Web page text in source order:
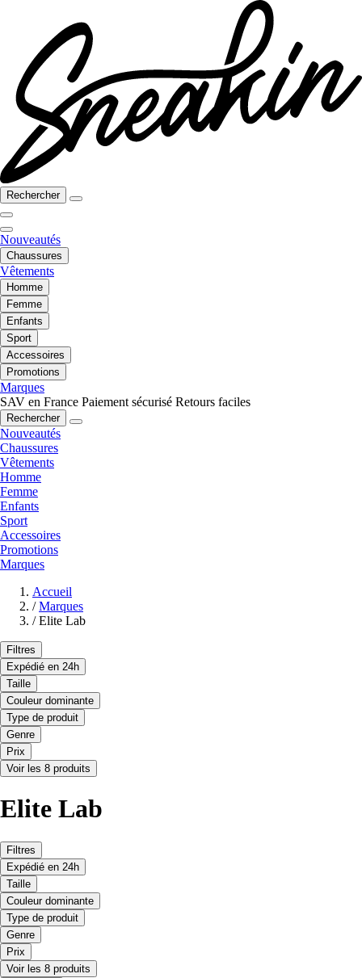
Rechercher
Nouveautés
Chaussures
Vêtements
Homme
Femme
Enfants
Sport
Accessoires
Promotions
Marques
SAV en France Paiement sécurisé Retours faciles
Rechercher
Nouveautés
Chaussures
Vêtements
Homme
Femme
Enfants
Sport
Accessoires
Promotions
Marques
Accueil
/ Marques
/ Elite Lab
Filtres
Expédié en 24h
Taille
Couleur dominante
Type de produit
Genre
Prix
Voir les 8 produits
Elite Lab
Filtres
Expédié en 24h
Taille
Couleur dominante
Type de produit
Genre
Prix
Voir les 8 produits